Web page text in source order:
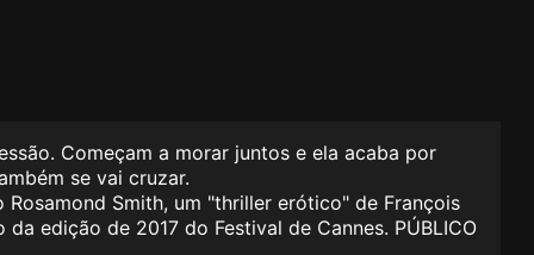
Começam a morar juntos e ela acaba por
se vai cruzar.
Smith, um "thriller erótico" de François
edição de 2017 do Festival de Cannes. PÚBLICO